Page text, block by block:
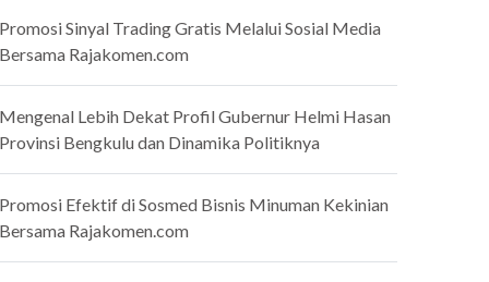
Sinyal Trading Gratis Melalui Sosial Media
Rajakomen.com
Lebih Dekat Profil Gubernur Helmi Hasan
Bengkulu dan Dinamika Politiknya
Efektif di Sosmed Bisnis Minuman Kekinian
Rajakomen.com